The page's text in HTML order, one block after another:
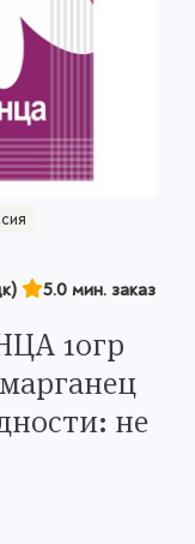
5.0 мин. заказ
10гр
не